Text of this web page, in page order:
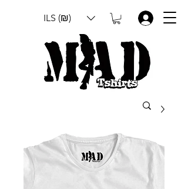
ILS (₪) .